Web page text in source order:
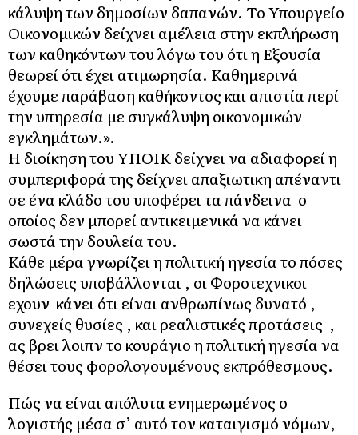
κάλυψη των δημοσίων δαπανών. Το Υπουργείο
Οικονομικών δείχνει αμέλεια στην εκπλήρωση
των καθηκόντων του λόγω του ότι η Εξουσία
θεωρεί ότι έχει ατιμωρησία. Καθημερινά
έχουμε παράβαση καθήκοντος και απιστία περί
την υπηρεσία με συγκάλυψη οικονομικών
εγκλημάτων.».
Η διοίκηση του ΥΠΟΙΚ δείχνει να αδιαφορεί η
συμπεριφορά της δείχνει απαξιωτικη απέναντι
σε ένα κλάδο του υποφέρει τα πάνδεινα ο
οποίος δεν μπορεί αντικειμενικά να κάνει
σωστά την δουλεία του.
Κάθε μέρα γνωρίζει η πολιτική ηγεσία το πόσες
δηλώσεις υποβάλλονται , οι Φοροτεχνικοι
εχουν κάνει ότι είναι ανθρωπίνως δυνατό ,
συνεχείς θυσίες , και ρεαλιστικές προτάσεις ,
ας βρει λοιπν το κουράγιο η πολιτική ηγεσία να
θέσει τους φορολογουμένους εκπρόθεσμους.
Πώς να είναι απόλυτα ενημερωμένος ο
λογιστής μέσα σ’ αυτό τον καταιγισμό νόμων,